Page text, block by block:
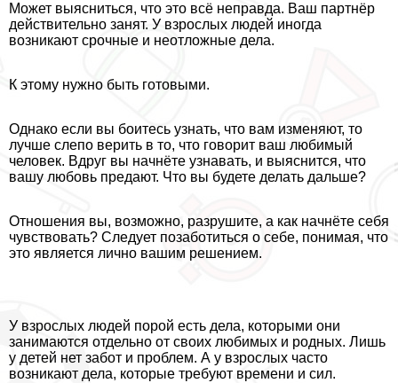
Может выясниться, что это всё неправда. Ваш партнёр
действительно занят. У взрослых людей иногда
возникают срочные и неотложные дела.
К этому нужно быть готовыми.
Однако если вы боитесь узнать, что вам изменяют, то
лучше слепо верить в то, что говорит ваш любимый
человек. Вдруг вы начнёте узнавать, и выяснится, что
вашу любовь предают. Что вы будете делать дальше?
Отношения вы, возможно, разрушите, а как начнёте себя
чувствовать? Следует позаботиться о себе, понимая, что
это является лично вашим решением.
У взрослых людей порой есть дела, которыми они
занимаются отдельно от своих любимых и родных. Лишь
у детей нет забот и проблем. А у взрослых часто
возникают дела, которые требуют времени и сил.